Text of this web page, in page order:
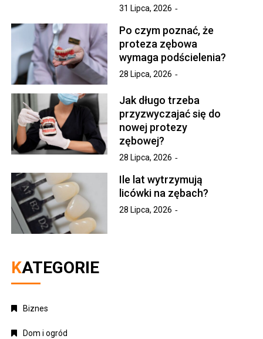
31 Lipca, 2026
Po czym poznać, że
proteza zębowa
wymaga podścielenia?
28 Lipca, 2026
Jak długo trzeba
przyzwyczajać się do
nowej protezy
zębowej?
28 Lipca, 2026
Ile lat wytrzymują
licówki na zębach?
28 Lipca, 2026
KATEGORIE
Biznes
Dom i ogród